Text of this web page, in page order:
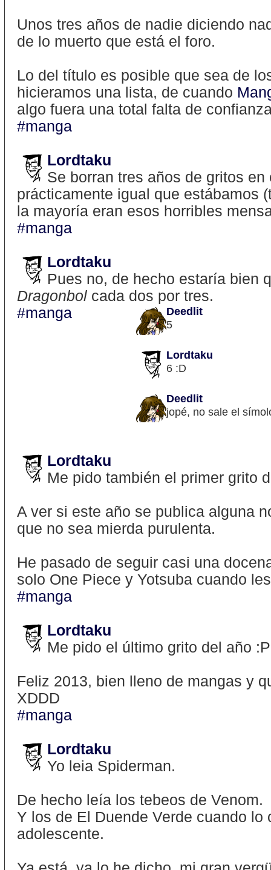
Unos tres años de nadie diciendo
de lo muerto que está el foro.
Lo del título es posible que sea de
hicieramos una lista, de cuando
algo fuera una total falta de
#manga
Lordtaku
Se borran tres años de gritos
prácticamente igual que estábamos
la mayoría eran esos horribles
#manga
Lordtaku
Pues no, de hecho estaría bien
Dragonbol cada dos por tres.
Deedlit
5
Lordtaku
6 :D
Deedlit
jopé, no sale el
#manga
Lordtaku
Me pido también el primer grito
A ver si este año se publica alguna
que no sea mierda purulenta.
He pasado de seguir casi una
solo One Piece y Yotsuba cuando
#manga
Lordtaku
Me pido el último grito del año :P
Feliz 2013, bien lleno de mangas y
XDDD
#manga
Lordtaku
Yo leia Spiderman.
De hecho leía los tebeos de Venom.
Y los de El Duende Verde cuando lo
adolescente.